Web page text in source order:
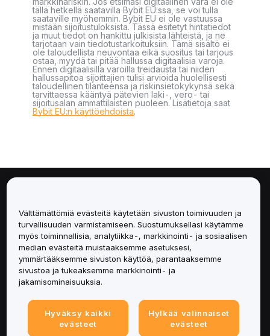
tällä hetkellä saatavilla Bybit EU:ssa, se voi tulla
saataville myöhemmin. Bybit EU ei ole vastuussa
mistään sijoitustuloksista. Tässä esitetyt hintatiedot
ja muut tiedot on hankittu julkisista lähteistä, ja ne
tarjotaan vain tiedotustarkoituksiin. Tämä sisältö ei
ole taloudellista neuvontaa eikä suositus tai tarjous
ostaa, myydä tai pitää hallussa digitaalisia varoja.
Ennen digitaalisilla varoilla treidausta tai niiden
hallussapitoa sijoittajien tulisi arvioida huolellisesti
taloudellinen tilanteensa ja riskinsietokykynsä sekä
tarvittaessa kääntyä pätevien laki-, vero- tai
sijoitusalan ammattilaisten puoleen. Lisätietoja saat
Bybit EU:n käyttöehdoista.
Palvelut
Tuki
Tuotteet
Lakiasiat
Välttämättömiä evästeitä käytetään sivuston toimivuuden ja
turvallisuuden varmistamiseen. Suostumuksellasi käytämme
myös toiminnallisia, analytiikka-, markkinointi- ja sosiaalisen
median evästeitä muistaaksemme asetuksesi,
ymmärtääksemme sivuston käyttöä, parantaaksemme
sivustoa ja tukeaksemme markkinointi- ja
jakamisominaisuuksia.
Hyväksy kaikki
evästeet
Hylkää valinnaiset
evästeet